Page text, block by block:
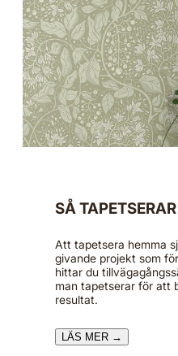
SÅ
Att tapetsera hemma
givande projekt som
hittar du
man tapetserar för att
resultat.
LÄS MER →​